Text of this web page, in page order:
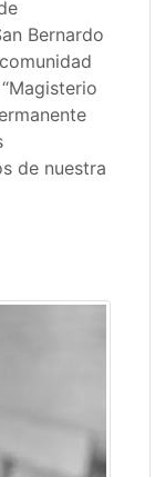
Bernardo
de nuestra